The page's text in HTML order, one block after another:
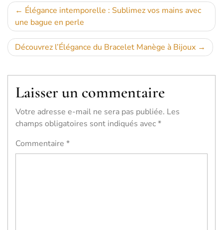
Navigation
de
l’article
Élégance intemporelle : Sublimez vos mains avec
une bague en perle
Découvrez l’Élégance du Bracelet Manège à Bijoux
Laisser un commentaire
Votre adresse e-mail ne sera pas publiée. Les
champs obligatoires sont indiqués avec*
Commentaire *